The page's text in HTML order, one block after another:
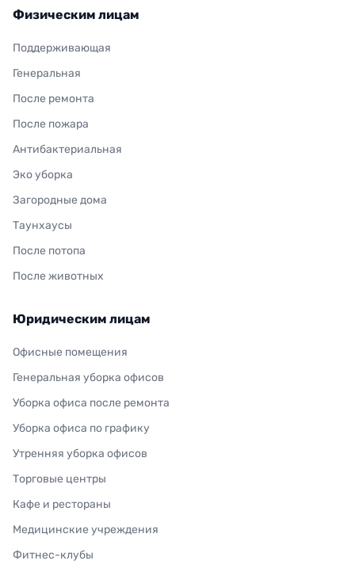
Физическим лицам
Поддерживающая
Генеральная
После ремонта
После пожара
Антибактериальная
Эко уборка
Загородные дома
Таунхаусы
После потопа
После животных
Юридическим лицам
Офисные помещения
Генеральная уборка офисов
Уборка офиса после ремонта
Уборка офиса по графику
Утренняя уборка офисов
Торговые центры
Кафе и рестораны
Медицинские учреждения
Фитнес-клубы